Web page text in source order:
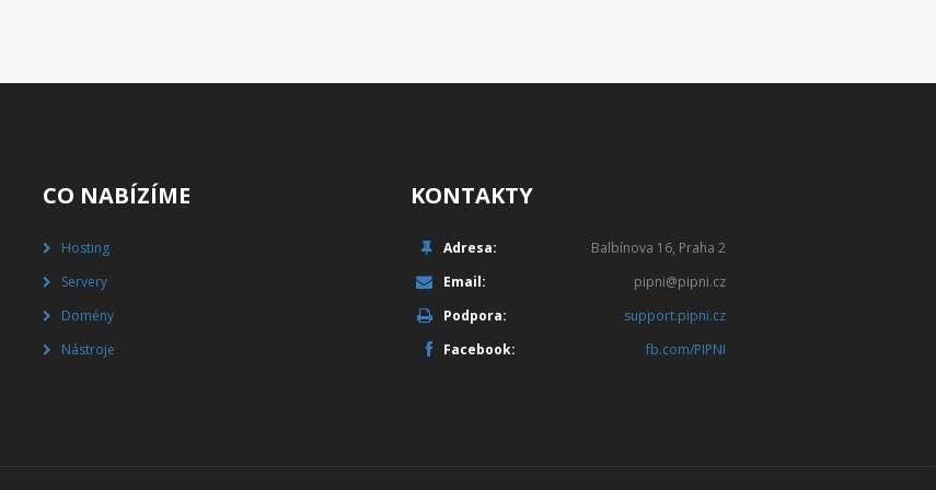
CO NABÍZÍME
Hosting
Servery
Domény
Nástroje
KONTAKTY
Adresa:
Balbínova 16, Praha 2
Email:
pipni@pipni.cz
Podpora:
support.pipni.cz
Facebook:
fb.com/PIPNI